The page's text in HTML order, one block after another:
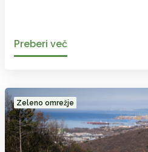
Preberi več
Zeleno omrežje